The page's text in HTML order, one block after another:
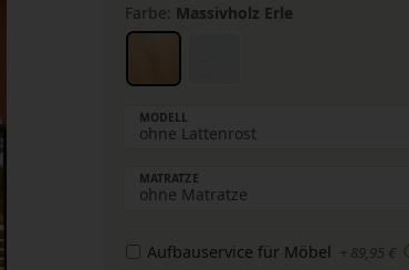
Farbe: Massivholz Erle
MODELL
MATRATZE
Aufbauservice für Möbel + 89,95 €